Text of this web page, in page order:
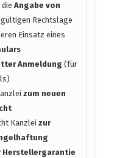
Angabe von
Rechtslage
Einsatz eines
Anmeldung (für
zum neuen
Kanzleizur
Herstellergarantie